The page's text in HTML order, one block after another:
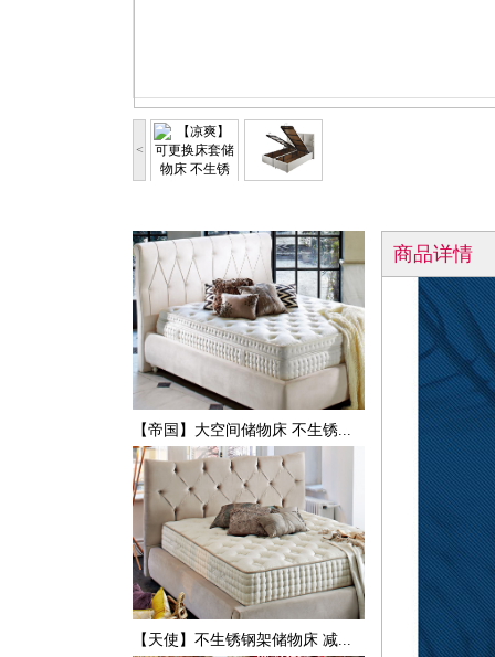
<
【帝国】大空间储物床 不生锈...
【天使】不生锈钢架储物床 减...
商品详情